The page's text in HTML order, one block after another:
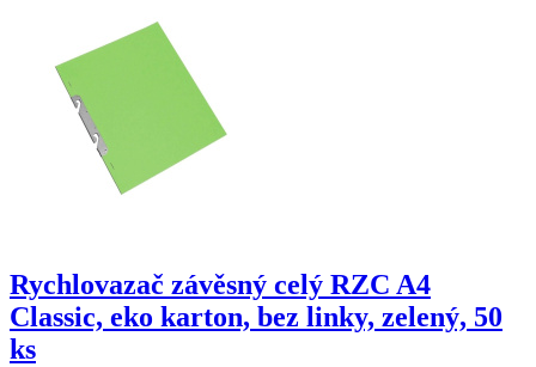
Rychlovazač závěsný celý RZC A4
Classic, eko karton, bez linky, zelený, 50
ks